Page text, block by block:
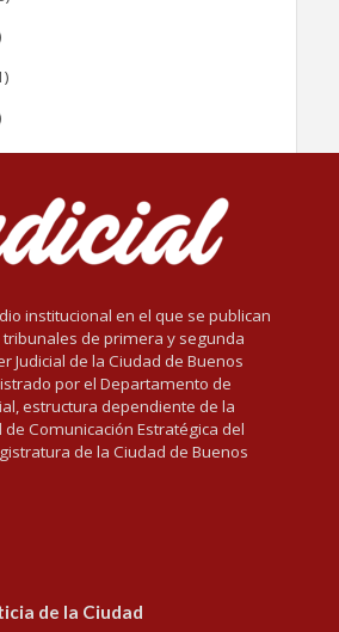
institucional en el que se publican
de primera y segunda
Judicial de la Ciudad de Buenos
por el Departamento de
estructura dependiente de la
de Comunicación Estratégica del
de la Ciudad de Buenos
de la Ciudad